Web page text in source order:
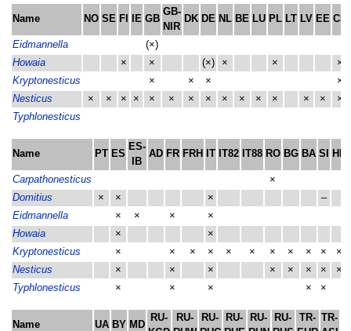
Name NO SE FI IE GB
GB-
NIR
DK DE NL BE LU PL LT LV EE CH
Eidmannella
(×)
Howaia
× × (×) × ×
×
Kryptonesticus
× × ×
×
Nesticus
× × × × × × × × × × × × × ×
×
Typhlonesticus
Name PT ES
ES-
IB
AD FR FRH IT IT82 IT88 RO BG BA SI HR
Carpathonesticus
×
Domitius
× × ×
–
Eidmannella
× × ×
×
Howaia
×
×
Kryptonesticus
× × × × × × × × × ×
×
Nesticus
× × × × × × ×
×
Typhlonesticus
× × × × ×
Name UA BY MD
RU-
RU-
RU-
RU-
RU-
RU-
TR- TR-